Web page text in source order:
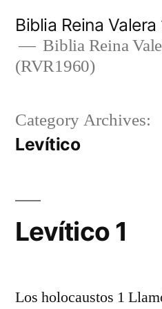
content
Biblia Reina
Biblia Reina
(RVR1960)
Category Archives:
Levítico
Levítico 1
Los holocaustos 1